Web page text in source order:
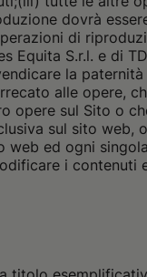
dovrà
di
S.r.l. e di
la
alle opere,
opere sul Sito o
sul sito web,
web ed ogni
i contenuti